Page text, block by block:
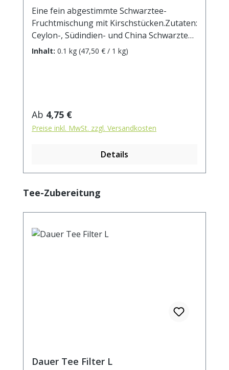
Eine fein abgestimmte Schwarztee-
Fruchtmischung mit Kirschstücken.Zutaten:
Ceylon-, Südindien- und China Schwarztee,
Aroma, Kirschstücke. Zubereitung: ca. 10g
Inhalt: 0.1 kg (47,50 € / 1 kg)
Regulärer Preis:
Ab 4,75 €
Preise inkl. MwSt. zzgl. Versandkosten
Details
Produktgalerie überspringen
Tee-Zubereitung
Dauer Tee Filter L